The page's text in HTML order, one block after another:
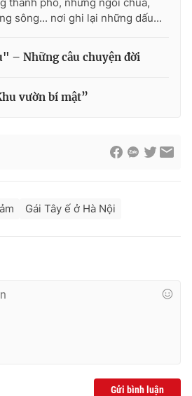
024.66 897 897
nguồn VTV.vn khi phát hành lại
sông... nơi ghi lại những dấu...
– Những câu chuyện đời
vườn bí mật”
Gái Tây ế ở Hà Nội
Gửi bình luận